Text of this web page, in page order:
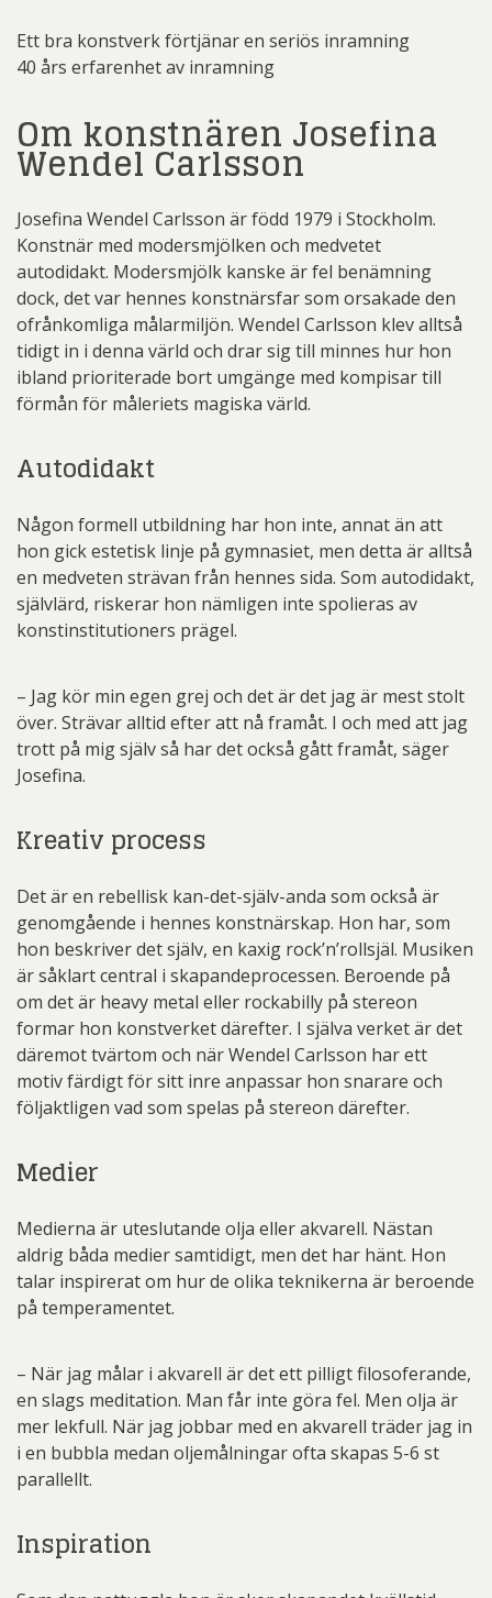
Ett bra konstverk förtjänar en seriös inramning
40 års erfarenhet av inramning
Om konstnären Josefina
Wendel Carlsson
Josefina Wendel Carlsson är född 1979 i Stockholm.
Konstnär med modersmjölken och medvetet
autodidakt. Modersmjölk kanske är fel benämning
dock, det var hennes konstnärsfar som orsakade den
ofrånkomliga målarmiljön. Wendel Carlsson klev alltså
tidigt in i denna värld och drar sig till minnes hur hon
ibland prioriterade bort umgänge med kompisar till
förmån för måleriets magiska värld.
Autodidakt
Någon formell utbildning har hon inte, annat än att
hon gick estetisk linje på gymnasiet, men detta är alltså
en medveten strävan från hennes sida. Som autodidakt,
självlärd, riskerar hon nämligen inte spolieras av
konstinstitutioners prägel.
– Jag kör min egen grej och det är det jag är mest stolt
över. Strävar alltid efter att nå framåt. I och med att jag
trott på mig själv så har det också gått framåt, säger
Josefina.
Kreativ process
Det är en rebellisk kan-det-själv-anda som också är
genomgående i hennes konstnärskap. Hon har, som
hon beskriver det själv, en kaxig rock’n’rollsjäl. Musiken
är såklart central i skapandeprocessen. Beroende på
om det är heavy metal eller rockabilly på stereon
formar hon konstverket därefter. I själva verket är det
däremot tvärtom och när Wendel Carlsson har ett
motiv färdigt för sitt inre anpassar hon snarare och
följaktligen vad som spelas på stereon därefter.
Medier
Medierna är uteslutande olja eller akvarell. Nästan
aldrig båda medier samtidigt, men det har hänt. Hon
talar inspirerat om hur de olika teknikerna är beroende
på temperamentet.
– När jag målar i akvarell är det ett pilligt filosoferande,
en slags meditation. Man får inte göra fel. Men olja är
mer lekfull. När jag jobbar med en akvarell träder jag in
i en bubbla medan oljemålningar ofta skapas 5-6 st
parallellt.
Inspiration